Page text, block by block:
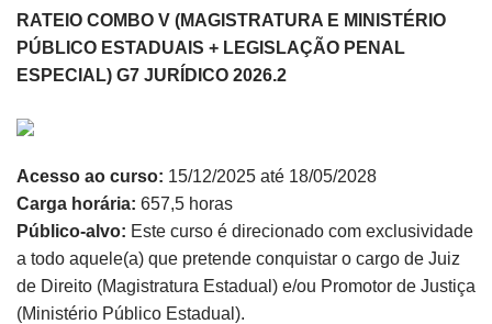
RATEIO COMBO V (MAGISTRATURA E MINISTÉRIO
PÚBLICO ESTADUAIS + LEGISLAÇÃO PENAL
ESPECIAL) G7 JURÍDICO 2026.2
Acesso ao curso: 15/12/2025 até 18/05/2028
Carga horária: 657,5 horas
Público-alvo: Este curso é direcionado com exclusividade
a todo aquele(a) que pretende conquistar o cargo de Juiz
de Direito (Magistratura Estadual) e/ou Promotor de Justiça
(Ministério Público Estadual).